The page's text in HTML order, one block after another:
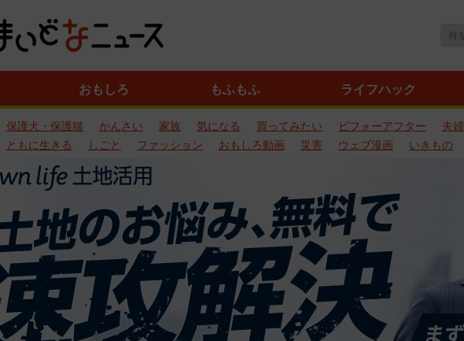
おもしろ もふもふ ライフハック
保護犬・保護猫 かんさい 家族 気になる 買ってみたい ビフォーアフター 夫婦
ともに生きる
しごと ファッション おもしろ動画 災害 ウェブ漫画 いきもの